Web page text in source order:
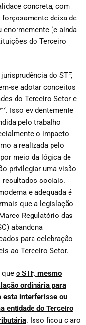
concreta, com
forçosamente deixa de
(e ainda
do Terceiro
do STF,
se adotar conceitos
do Terceiro Setor e
7. Isso evidentemente
pelo trabalho
o impacto
a realizada pelo
meio da lógica de
privilegiar uma visão
resultados sociais.
e adequada é
que a legislação
Regulatório das
abandona
para celebração
ao Terceiro Setor.
que o STF, mesmo
ordinária para
esta interferisse ou
entidade do Terceiro
. Isso ficou claro